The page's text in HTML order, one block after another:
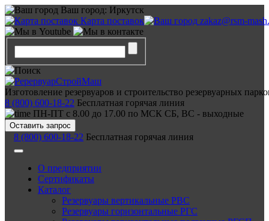
Ваш город: Иркутск
Карта поставок
zakaz@rsm-
Изготовление резервуаров и строительство резервуарных
8 (800) 600-18-22 Бесплатная горячая линия
ПН-ПТ с 8.00 до 17.00 по МСК СБ, ВС - выходные
Оставить запрос
8 (800) 600-18-22 Бесплатная горячая линия
О предприятии
Сертификаты
Каталог
Резервуары вертикальные РВС
Резервуары горизонтальные РГС